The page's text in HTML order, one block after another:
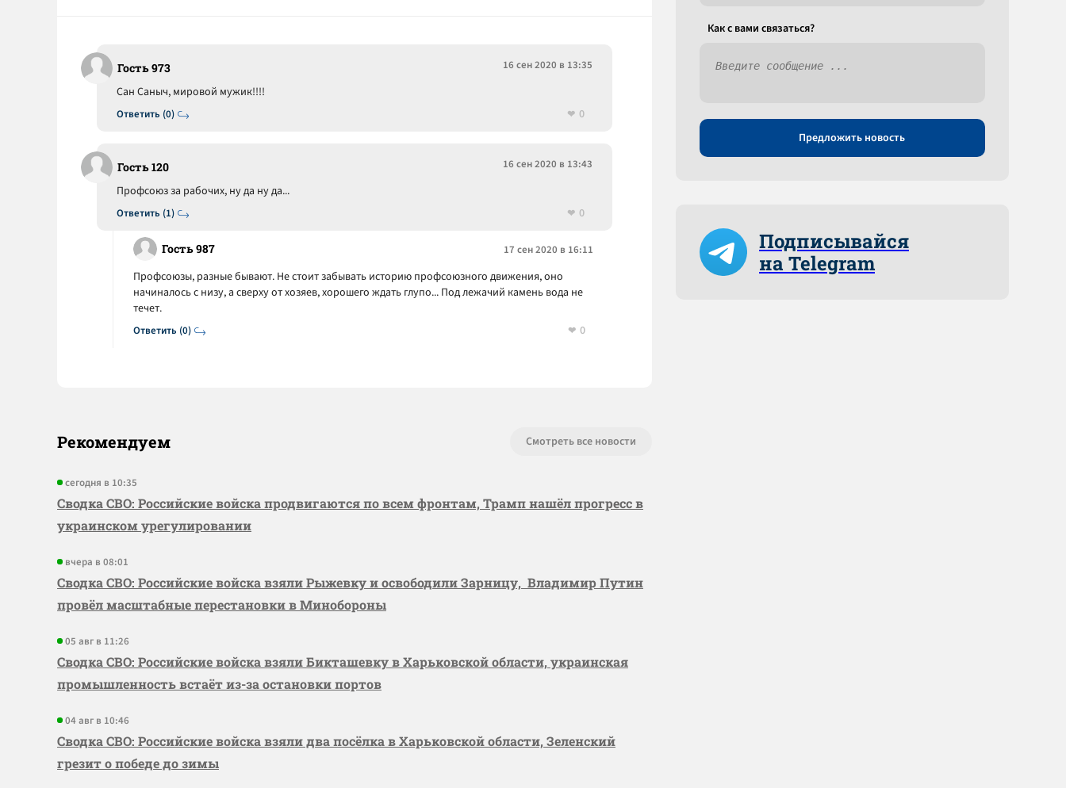
Гость 973 16 сен 2020 в 13:35
Ответить (0)
Сан Саныч, мировой мужик!!!!
0
Гость 120 16 сен 2020 в 13:43
Ответить (1)
Профсоюз за рабочих, ну да ну да...
0
Гость 987 17 сен 2020 в 16:11
Ответить (0)
Профсоюзы, разные бывают. Не стоит забывать историю профсоюзного движения, оно
начиналось с низу, а сверху от хозяев, хорошего ждать глупо... Под лежачий камень вода не
течет.
0
Рекомендуем Смотреть все новости
сегодня в 10:35
Сводка СВО: Российские войска продвигаются по всем фронтам, Трамп нашёл прогресс в
украинском урегулировании
вчера в 08:01
Сводка СВО: Российские войска взяли Рыжевку и освободили Зарницу, Владимир Путин
провёл масштабные перестановки в Минобороны
05 авг в 11:26
Сводка СВО: Российские войска взяли Бикташевку в Харьковской области, украинская
промышленность встаёт из-за остановки портов
04 авг в 10:46
Сводка СВО: Российские войска взяли два посёлка в Харьковской области, Зеленский
грезит о победе до зимы
Как c вами связаться?
Предложить новость
Подписывайся
на Telegram